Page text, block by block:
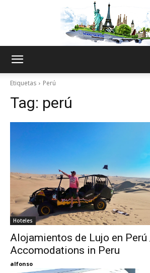
My
Eyes
Etiquetas Perú
Tag: perú
Hoteles
Alojamientos de Lujo en Perú
Accomodations in Peru
alfonso